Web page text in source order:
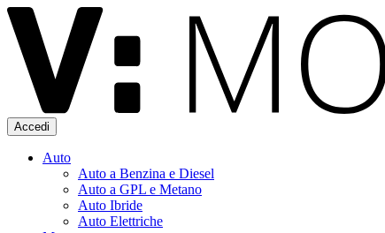
Accedi
Auto
Auto a Benzina e Diesel
Auto a GPL e Metano
Auto Ibride
Auto Elettriche